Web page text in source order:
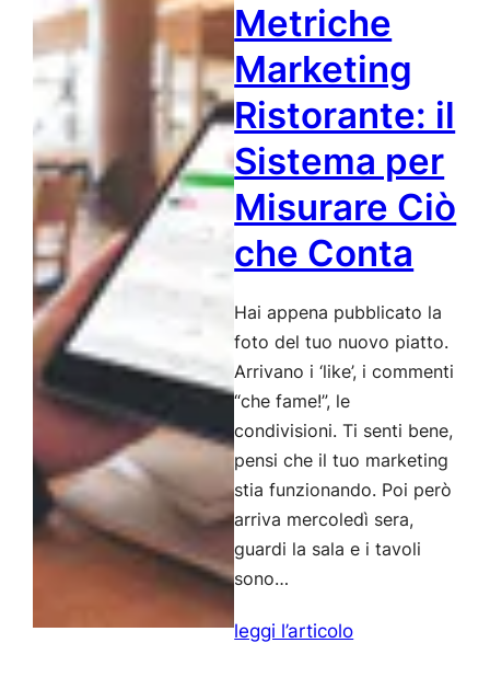
Sa
Cosa
Vogliono
Clienti
Metriche
Marketing
Ristorante: il
Sistema per
Misurare Ciò
che Conta
Hai appena pubblicato la
foto del tuo nuovo piatto.
Arrivano i ‘like’, i commenti
“che fame!”, le
condivisioni. Ti senti bene,
pensi che il tuo marketing
stia funzionando. Poi però
arriva mercoledì sera,
guardi la sala e i tavoli
sono…
leggi l’articolo: